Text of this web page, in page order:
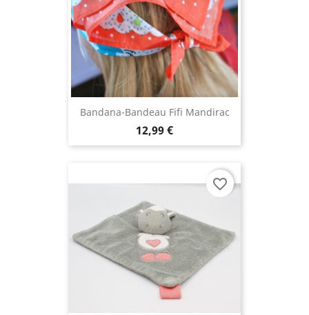
Bandana-Bandeau Fifi Mandirac
12,99 €
favorite_border